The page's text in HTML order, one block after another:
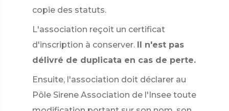
copie des statuts.
L'association reçoit un certificat
d'inscription à conserver. Il n'est pas
délivré de duplicata en cas de perte.
Ensuite, l'association doit déclarer au
Pôle Sirene Association de l'Insee toute